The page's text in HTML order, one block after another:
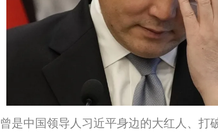
曾是中国领导人习近平身边的大红人、打